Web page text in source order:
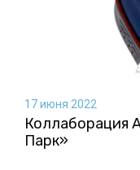
17 июня 2022
Коллаборация
Парк»